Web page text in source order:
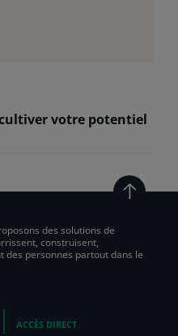
votre potentiel
des solutions de
construisent,
personnes partout dans le
ACCÈS DIRECT